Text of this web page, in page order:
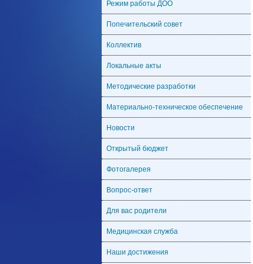
Режим работы ДОО
Попечительский совет
Коллектив
Локальные акты
Методические разработки
Материально-техническое обеспечение
Новости
Открытый бюджет
Фотогалерея
Вопрос-ответ
Для вас родители
Медицинская служба
Наши достижения